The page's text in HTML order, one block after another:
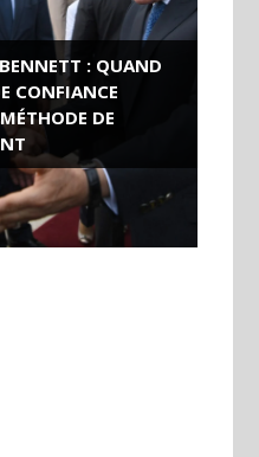
: QUAND
CONFIANCE
DE
HEROÏNE DE LA